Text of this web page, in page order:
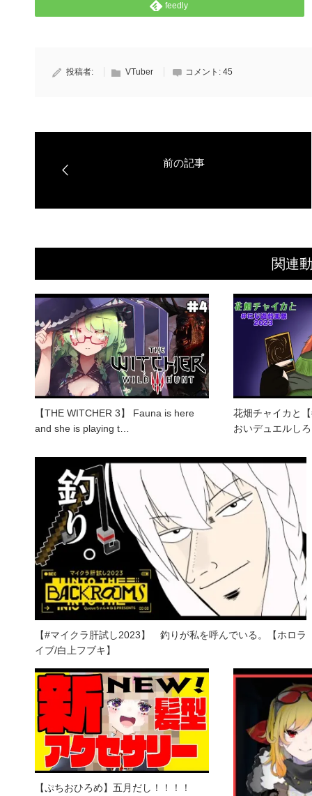
feedly
投稿者: VTuber コメント: 45
関連
【THE WITCHER 3】 Fauna is here
and she is playing t…
花畑チャイカと
おいデュエルし
【#マイクラ肝試し2023】 釣りが私を呼んでいる。【ホロラ
イブ/白上フブキ】
【ぷちおひろめ】五月だし！！！！